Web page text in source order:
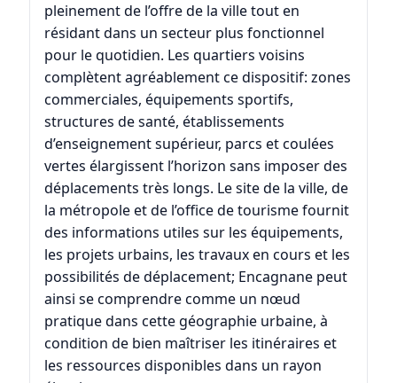
pleinement de l’offre de la ville tout en
résidant dans un secteur plus fonctionnel
pour le quotidien. Les quartiers voisins
complètent agréablement ce dispositif: zones
commerciales, équipements sportifs,
structures de santé, établissements
d’enseignement supérieur, parcs et coulées
vertes élargissent l’horizon sans imposer des
déplacements très longs. Le site de la ville, de
la métropole et de l’office de tourisme fournit
des informations utiles sur les équipements,
les projets urbains, les travaux en cours et les
possibilités de déplacement; Encagnane peut
ainsi se comprendre comme un nœud
pratique dans cette géographie urbaine, à
condition de bien maîtriser les itinéraires et
les ressources disponibles dans un rayon